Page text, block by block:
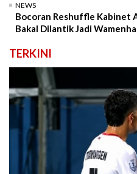
NEWS
Bocoran Reshuffle Kabinet
Bakal Dilantik Jadi
TERKINI